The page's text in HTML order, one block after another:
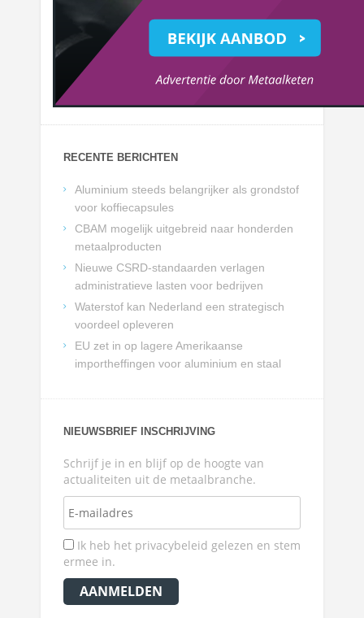
RECENTE BERICHTEN
Aluminium steeds belangrijker als grondstof
voor koffiecapsules
CBAM mogelijk uitgebreid naar honderden
metaalproducten
Nieuwe CSRD-standaarden verlagen
administratieve lasten voor bedrijven
Waterstof kan Nederland een strategisch
voordeel opleveren
EU zet in op lagere Amerikaanse
importheffingen voor aluminium en staal
NIEUWSBRIEF INSCHRIJVING
Schrijf je in en blijf op de hoogte van
actualiteiten uit de metaalbranche.
Ik heb het privacybeleid gelezen en stem
ermee in.